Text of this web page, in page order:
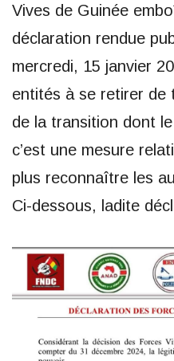
Vives de Guinée
déclaration rendue
mercredi, 15 janvier
entités à se retirer de
de la transition dont
c’est une mesure
plus reconnaître les
Ci-dessous, ladite